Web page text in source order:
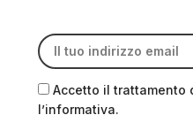
Accetto il trattamento
l’informativa.